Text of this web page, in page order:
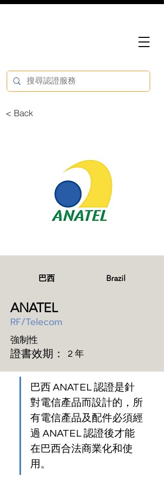
< Back
巴西 Brazil
ANATEL
RF/Telecom
強制性
證書效期： 2 年
巴西 ANATEL 認證是針
對電信產品而設計的，所
有電信產品及配件必須經
過 ANATEL 認證後才能
在巴西合法商業化和使
用。